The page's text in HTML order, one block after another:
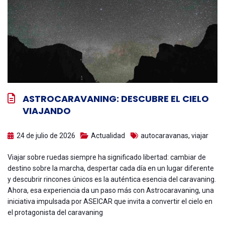
ASTROCARAVANING: DESCUBRE EL CIELO
VIAJANDO
24 de julio de 2026 Actualidad autocaravanas, viajar
Viajar sobre ruedas siempre ha significado libertad: cambiar de
destino sobre la marcha, despertar cada día en un lugar diferente
y descubrir rincones únicos es la auténtica esencia del caravaning.
Ahora, esa experiencia da un paso más con Astrocaravaning, una
iniciativa impulsada por ASEICAR que invita a convertir el cielo en
el protagonista del caravaning